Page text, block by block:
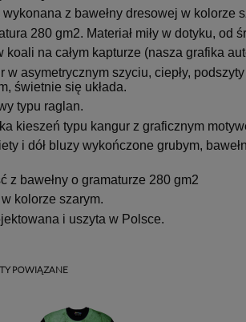
wykonana z bawełny dresowej w kolorze
280 gm2. Materiał miły w dotyku, od
koali na całym kapturze (nasza grafika
w asymetrycznym szyciu, ciepły,
świetnie się układa.
typu raglan.
kieszeń typu kangur z graficznym
i dół bluzy wykończone grubym,
z bawełny o gramaturze 280 gm2
kolorze szarym.
i uszyta w Polsce.
POWIĄZANE